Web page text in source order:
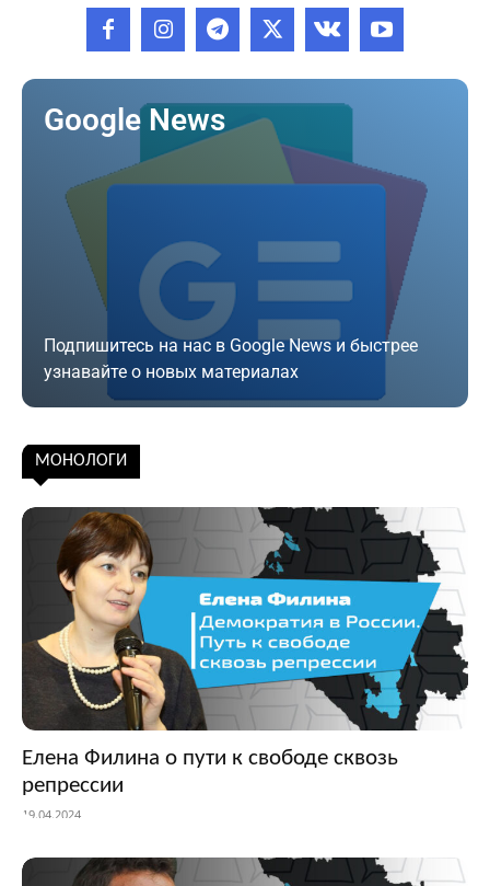
Google News
Подпишитесь на нас в Google News и быстрее
узнавайте о новых материалах
Подписаться
МОНОЛОГИ
Елена Филина о пути к свободе сквозь
репрессии
19.04.2024